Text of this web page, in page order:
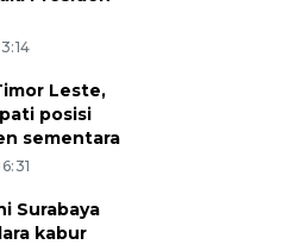
Leste,
posisi
sementara
Surabaya
kabur